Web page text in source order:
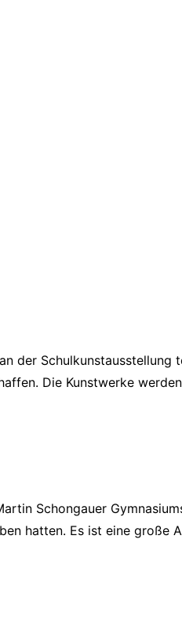
der
Die Kunstwerke
Schongauer
hatten. Es ist eine